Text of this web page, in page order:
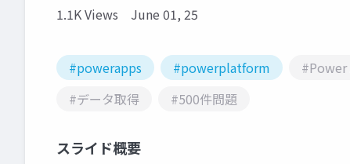
1.1K Views June 01, 25
#powerapps #powerplatform #Power
#データ取得
#500件問題
スライド概要